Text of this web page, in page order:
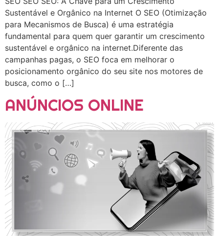
Sustentável e Orgânico na Internet O SEO (Otimização
para Mecanismos de Busca) é uma estratégia
fundamental para quem quer garantir um crescimento
sustentável e orgânico na internet.Diferente das
campanhas pagas, o SEO foca em melhorar o
posicionamento orgânico do seu site nos motores de
busca, como o […]
ANÚNCIOS ONLINE